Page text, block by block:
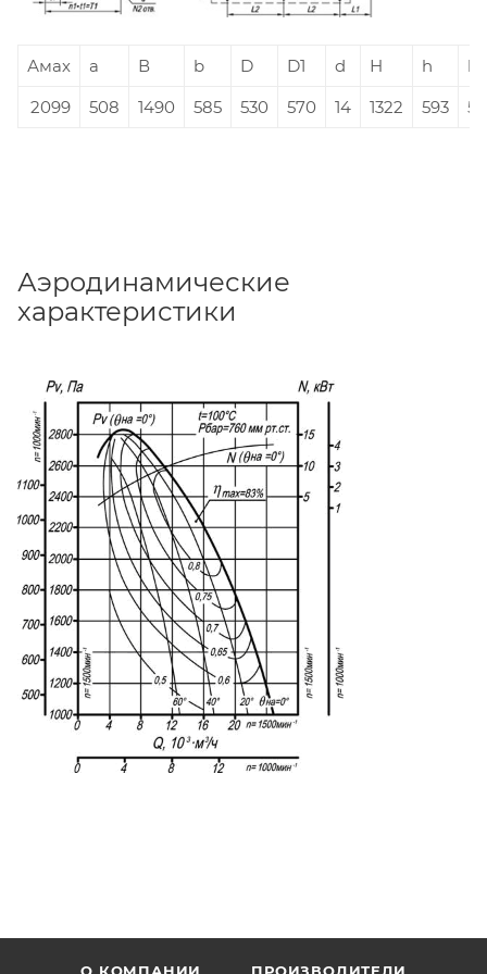
Амах а В b D D1 d Н h
h1
2099
508 1490 585 530 570 14 1322 593
Аэродинамические
характеристики